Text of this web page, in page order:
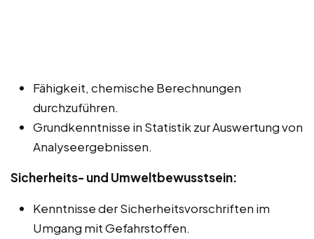
Fähigkeit, chemische Berechnungen
durchzuführen.
Grundkenntnisse in Statistik zur Auswertung von
Analyseergebnissen.
Sicherheits- und Umweltbewusstsein:
Kenntnisse der Sicherheitsvorschriften im
Umgang mit Gefahrstoffen.